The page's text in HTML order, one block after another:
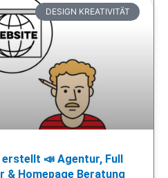
DESIGN KREATIVITÄT
erstellt 📣 Agentur, Full
& Homepage Beratung